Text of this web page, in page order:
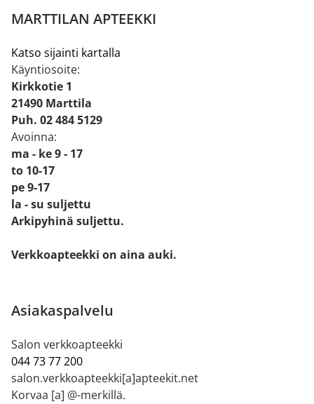
MARTTILAN APTEEKKI
Katso sijainti kartalla
Käyntiosoite:
Kirkkotie 1
21490 Marttila
Puh. 02 484 5129
Avoinna:
ma - ke 9 - 17
to 10-17
pe 9-17
la - su suljettu
Arkipyhinä suljettu.
Verkkoapteekki on aina auki.
Asiakaspalvelu
Salon verkkoapteekki
044 73 77 200
salon.verkkoapteekki[a]apteekit.net
Korvaa [a] @-merkillä.